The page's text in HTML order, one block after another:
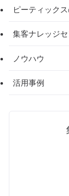
ピーティック
集客ナレッジ
ノウハウ
活用事例